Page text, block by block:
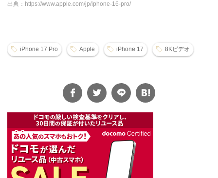
出典：https://www.apple.com/jp/iphone-16-pro/
iPhone 17 Pro Apple iPhone 17 8Kビデオ